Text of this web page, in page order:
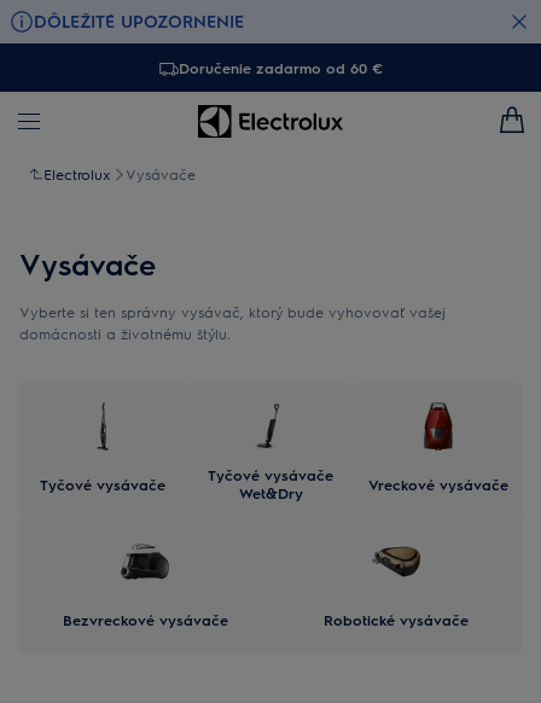
DÔLEŽITÉ UPOZORNENIE
Doručenie zadarmo od 60 €
Electrolux Vysávače
Vysávače
Vyberte si ten správny vysávač, ktorý bude vyhovovať vašej
domácnosti a životnému štýlu.
Tyčové vysávače
Tyčové vysávače
Wet&Dry
Vreckové vysávače
Bezvreckové vysávače Robotické vysávače